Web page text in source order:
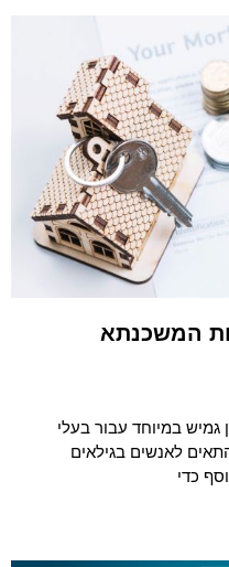
המשכנתא
במיוחד עבור בעלי
לאנשים בגילאים
כדי